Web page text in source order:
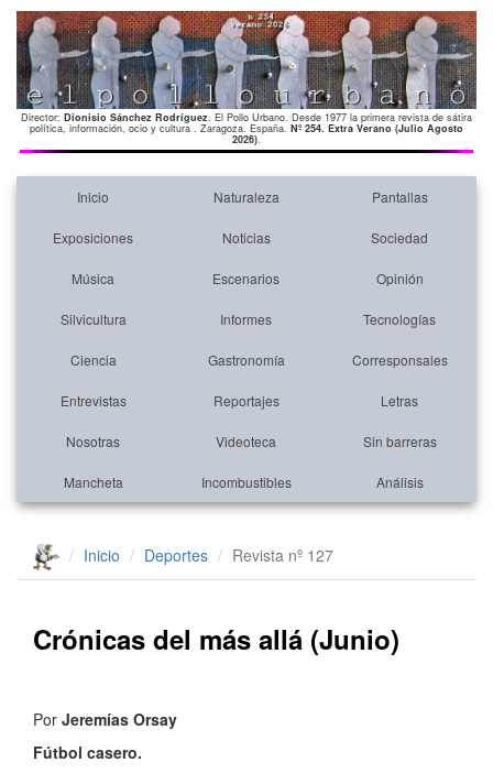
Director: Dionisio Sánchez Rodríguez. El Pollo Urbano. Desde 1977 la primera revista de sátira
política, información, ocio y cultura . Zaragoza. España. Nº 254. Extra Verano (Julio Agosto
2026).
Inicio Naturaleza Pantallas
Exposiciones Noticias Sociedad
Música Escenarios Opinión
Silvicultura Informes Tecnologías
Ciencia Gastronomía Corresponsales
Entrevistas Reportajes Letras
Nosotras Videoteca Sin barreras
Mancheta Incombustibles Análisis
Inicio Deportes Revista nº 127
Crónicas del más allá (Junio)
Por Jeremías Orsay
Fútbol casero.